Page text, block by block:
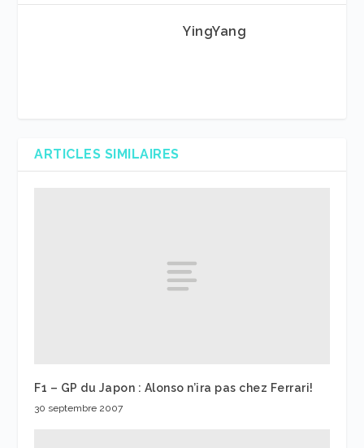
YingYang
ARTICLES SIMILAIRES
F1 – GP du Japon : Alonso n’ira pas chez Ferrari!
30 septembre 2007